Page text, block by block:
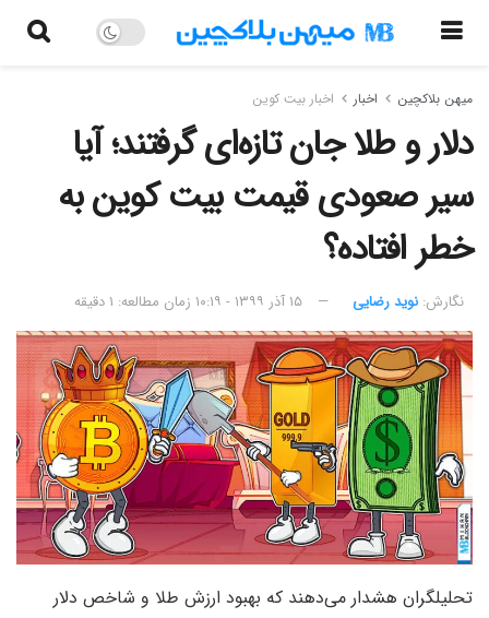
میهن بلاکچین اخبار اخبار بیت کوین
دلار و طلا جان تازه‌ای گرفتند؛ آیا
سیر صعودی قیمت بیت کوین به
خطر افتاده؟
نگارش:‌ نوید رضایی ۱۵ آذر ۱۳۹۹ - ۱۰:۱۹ زمان مطالعه: ۱ دقیقه
تحلیلگران هشدار می‌دهند که بهبود ارزش طلا و شاخص دلار